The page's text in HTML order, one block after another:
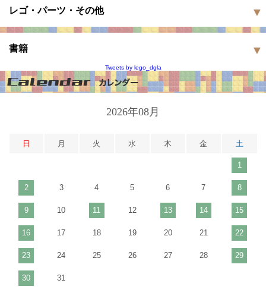
レゴ・パーツ・その他
書籍
Tweets by lego_dgla
2026年08月
日 月 火 水 木 金 土
1
2 3 4 5 6 7 8
9 10 11 12 13 14 15
16 17 18 19 20 21 22
23 24 25 26 27 28 29
30 31